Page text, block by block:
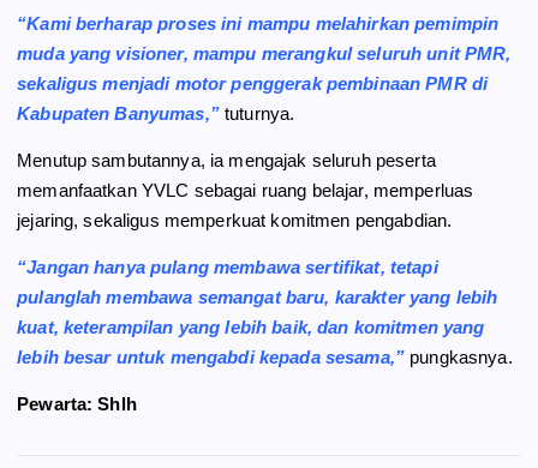
“Kami berharap proses ini mampu melahirkan pemimpin
muda yang visioner, mampu merangkul seluruh unit PMR,
sekaligus menjadi motor penggerak pembinaan PMR di
Kabupaten Banyumas,”tuturnya.
Menutup sambutannya, ia mengajak seluruh peserta
memanfaatkan YVLC sebagai ruang belajar, memperluas
jejaring, sekaligus memperkuat komitmen pengabdian.
“Jangan hanya pulang membawa sertifikat, tetapi
pulanglah membawa semangat baru, karakter yang lebih
kuat, keterampilan yang lebih baik, dan komitmen yang
lebih besar untuk mengabdi kepada sesama,” pungkasnya.
Pewarta: Shlh